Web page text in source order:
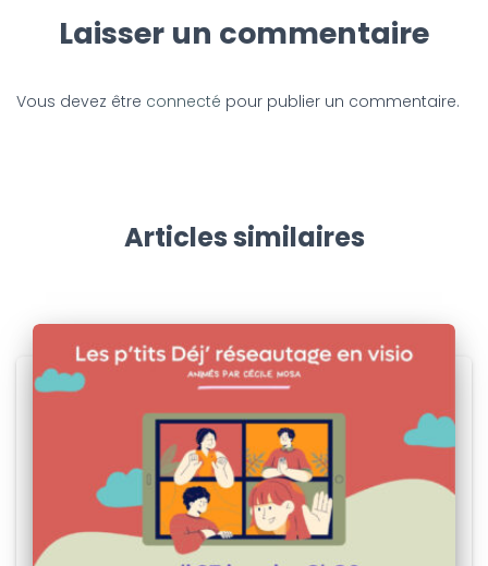
Laisser un commentaire
Vous devez être connecté pour publier un commentaire.
Articles similaires